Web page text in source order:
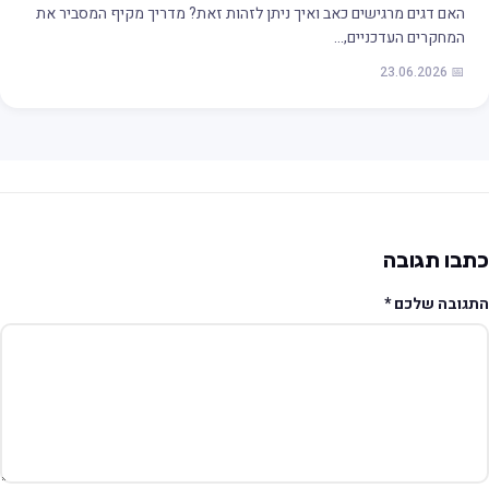
האם דגים מרגישים כאב ואיך ניתן לזהות זאת? מדריך מקיף המסביר את
המחקרים העדכניים,…
📅 23.06.2026
תגובה
שלכם*